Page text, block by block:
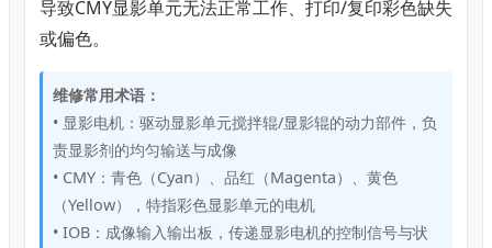
导致CMY显影单元无法正常工作、打印/复印彩色缺失
或偏色。
维修常用术语：
• 显影电机：驱动显影单元搅拌辊/显影辊的动力部件，负
责显影剂的均匀输送与成像
• CMY：青色（Cyan）、品红（Magenta）、黄色
（Yellow），特指彩色显影单元的电机
• IOB：成像输入输出板，传递显影电机的控制信号与状